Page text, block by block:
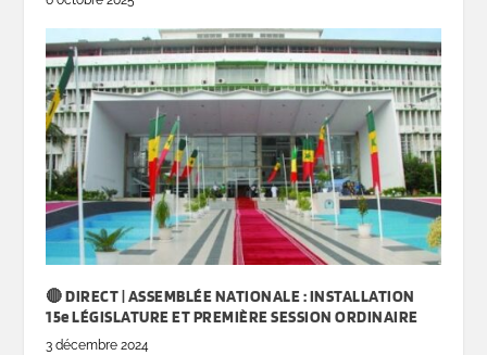
🔴 DIRECT | ASSEMBLÉE NATIONALE : INSTALLATION
15e LÉGISLATURE ET PREMIÈRE SESSION ORDINAIRE
3 décembre 2024